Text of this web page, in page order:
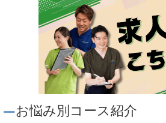
お悩み別コース紹介